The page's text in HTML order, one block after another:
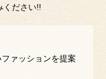
ください!!
ァッションを提案